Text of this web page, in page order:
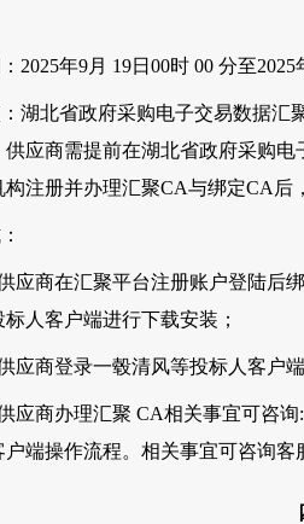
2025年9月 19日00时 00 分至
湖北省政府采购电子交易数据汇
供应商需提前在湖北省政府采购电
构注册并办理汇聚CA与绑定CA后
供应商在汇聚平台注册账户登陆后
标人客户端进行下载安装；
供应商登录一毂清风等投标人客户
供应商办理汇聚 CA相关事宜可咨
端操作流程。相关事宜可咨询客